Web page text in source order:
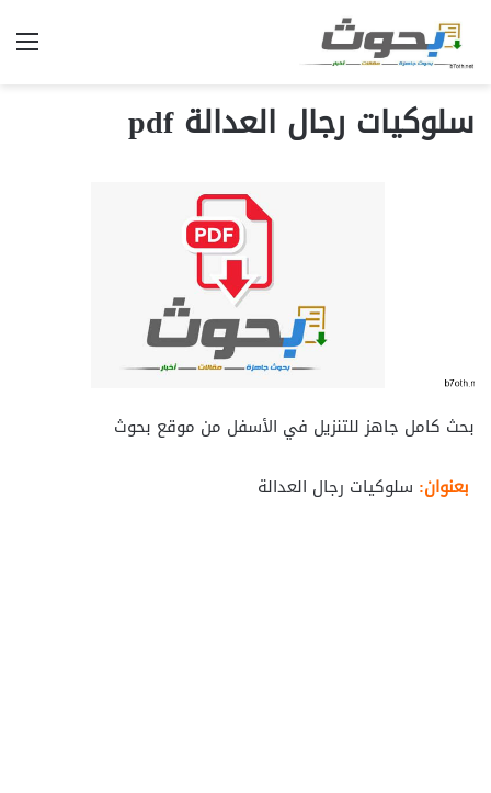
سلوكيات رجال العدالة pdf
بحث كامل جاهز للتنزيل في الأسفل من موقع بحوث
بعنوان: سلوكيات رجال العدالة